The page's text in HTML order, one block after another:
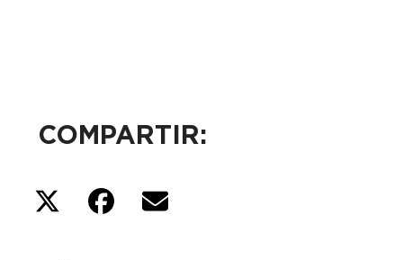
COMPARTIR: